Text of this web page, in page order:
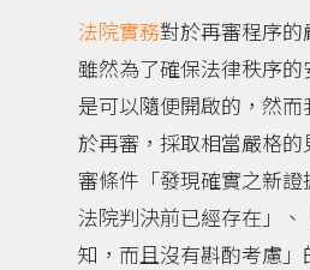
法院實務對於再審程序的
雖然為了確保法律秩序
是可以隨便開啟的，然
於再審，採取相當嚴格
審條件「發現確實之新
法院判決前已經存在」
知，而且沒有斟酌考慮」